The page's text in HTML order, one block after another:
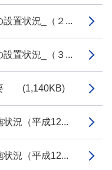
置状況_（２...
置状況_（３...
要 (1,140KB)
況（平成12...
況（平成12...